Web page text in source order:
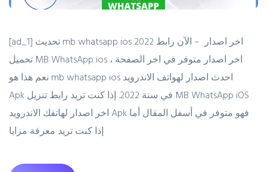
[ad_1] تحديث mb whatsapp ios 2022 اخر اصدار – الآن رابط
تحميل MB WhatsApp ios اخر اصدار متوفر في اخر الصفحة ،
نعم هذا هو mb whatsapp ios احدث اصدار لهواتف الاندرويد
Apk في سنة 2022. إذا كنت تريد رابط تنزيل MB WhatsApp iOS
اخر اصدار لهاتفك الاندرويد Apk فهو متوفر في أسفل المقال أما
إذا كنت تريد معرفة مزايا